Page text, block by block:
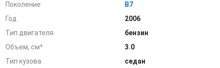
Поколение
B7
Год
2006
Тип двигателя
бензин
Объем, см³
3.0
Тип кузова
седан